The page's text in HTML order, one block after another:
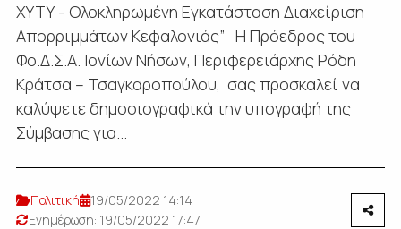
ΧΥΤΥ - Ολοκληρωμένη Εγκατάσταση Διαχείριση
Απορριμμάτων Κεφαλονιάς” Η Πρόεδρος του
Φο.Δ.Σ.Α. Ιονίων Νήσων, Περιφερειάρχης Ρόδη
Κράτσα – Τσαγκαροπούλου, σας προσκαλεί να
καλύψετε δημοσιογραφικά την υπογραφή της
Σύμβασης για...
Πολιτική
19/05/2022 14:14
Ενημέρωση: 19/05/2022 17:47